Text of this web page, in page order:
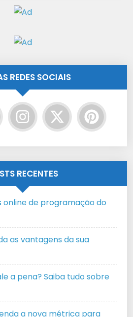
REDES SOCIAIS
RECENTES
online de programação do
as vantagens da sua
a pena? Saiba tudo sobre
a nova métrica para